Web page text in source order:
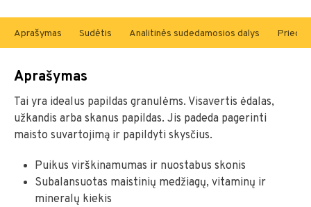
Aprašymas Sudėtis Analitinės sudedamosios dalys Priedai
Aprašymas
Tai yra idealus papildas granulėms. Visavertis ėdalas,
užkandis arba skanus papildas. Jis padeda pagerinti
maisto suvartojimą ir papildyti skysčius.
Puikus virškinamumas ir nuostabus skonis
Subalansuotas maistinių medžiagų, vitaminų ir
mineralų kiekis